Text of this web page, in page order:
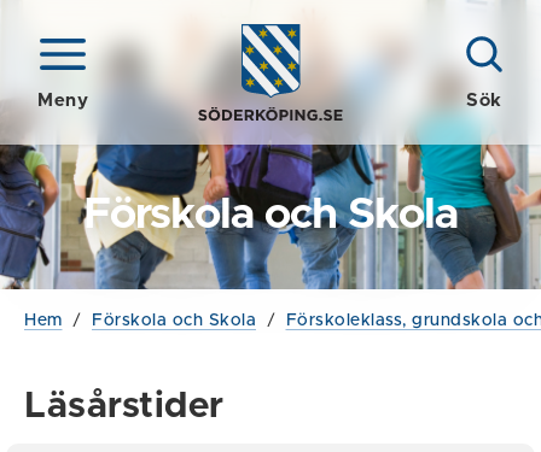
Meny Sök
Förskola och Skola
Hem / Förskola och Skola / Förskoleklass, grundskola
Läsårstider